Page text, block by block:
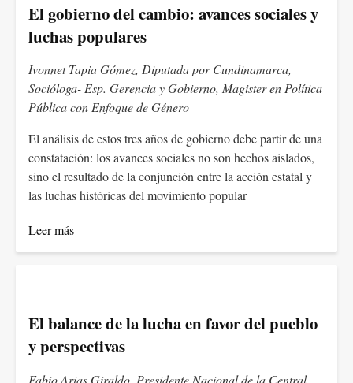
El gobierno del cambio: avances sociales y
luchas populares
Ivonnet Tapia Gómez, Diputada por Cundinamarca,
Socióloga- Esp. Gerencia y Gobierno, Magister en Política
Pública con Enfoque de Género
El análisis de estos tres años de gobierno debe partir de una
constatación: los avances sociales no son hechos aislados,
sino el resultado de la conjunción entre la acción estatal y
las luchas históricas del movimiento popular
Leer más
El balance de la lucha en favor del pueblo
y perspectivas
Fabio Arias Giraldo, Presidente Nacional de la Central